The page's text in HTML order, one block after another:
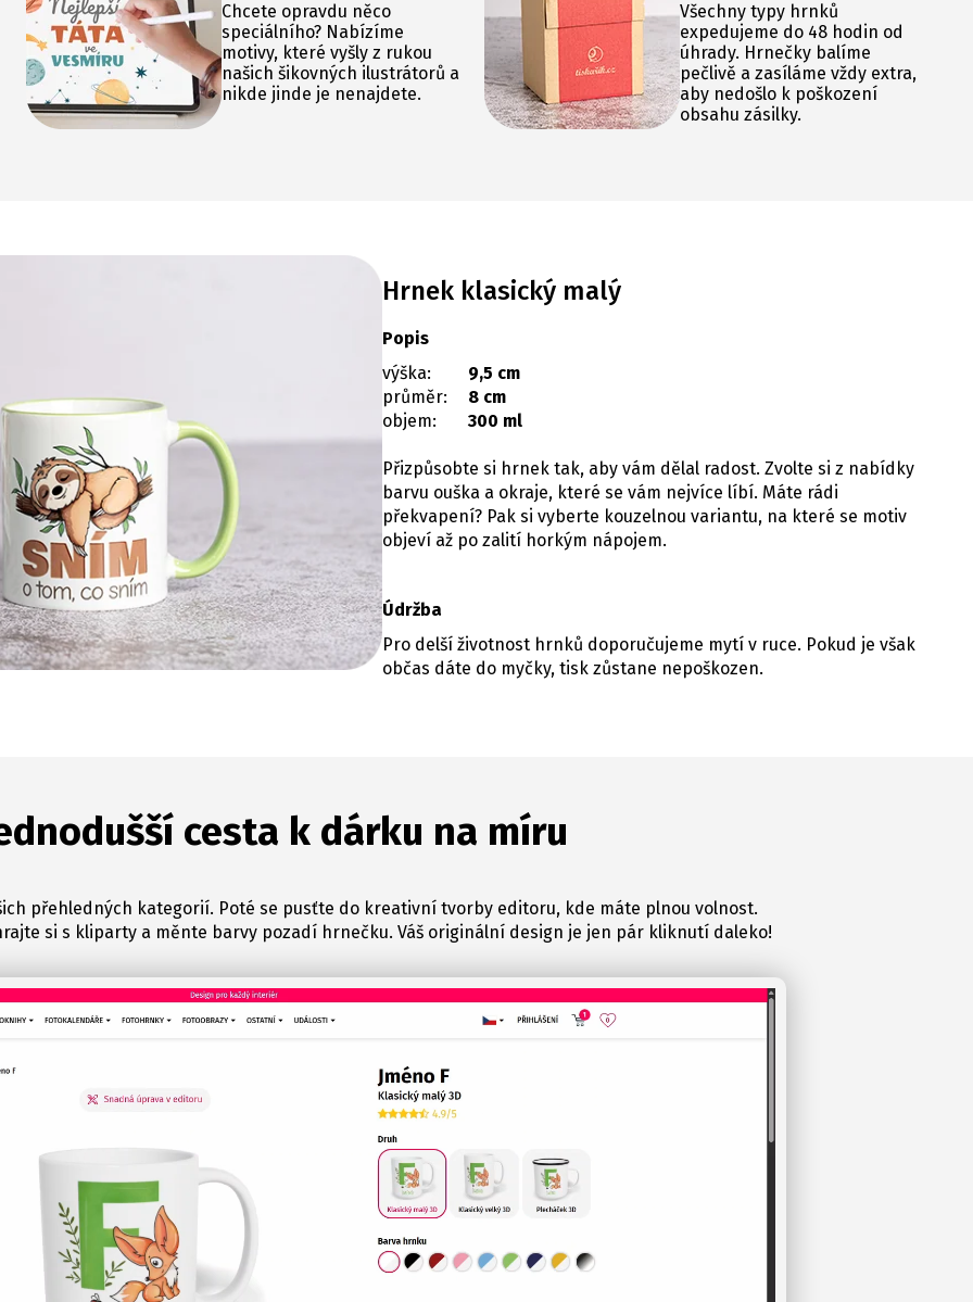
Chcete opravdu něco
speciálního? Nabízíme
motivy, které vyšly z rukou
našich šikovných ilustrátorů a
nikde jinde je nenajdete.
Všechny typy hrnků
expedujeme do 48 hodin od
úhrady. Hrnečky balíme
pečlivě a zasíláme vždy extra,
aby nedošlo k poškození
obsahu zásilky.
Hrnek klasický malý
Popis
výška:
9,5 cm
průměr:
8 cm
objem:
300 ml
Přizpůsobte si hrnek tak, aby vám dělal radost. Zvolte si z nabídky
barvu ouška a okraje, které se vám nejvíce líbí. Máte rádi
překvapení? Pak si vyberte kouzelnou variantu, na které se motiv
objeví až po zalití horkým nápojem.
Údržba
Pro delší životnost hrnků doporučujeme mytí v ruce. Pokud je však
občas dáte do myčky, tisk zůstane nepoškozen.
cesta k dárku na míru
přehledných kategorií. Poté se pusťte do kreativní tvorby editoru, kde máte plnou volnost.
si s kliparty a měnte barvy pozadí hrnečku. Váš originální design je jen pár kliknutí daleko!